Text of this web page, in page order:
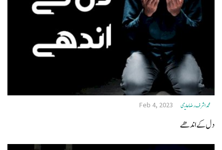
محمد اشرف رضا علیمی Feb 4, 2023
دل کے اندھے